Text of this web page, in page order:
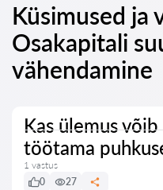
Küsimused ja
Osakapitali
vähendamine
Kas ülemus
töötama
1 vastus
0
27